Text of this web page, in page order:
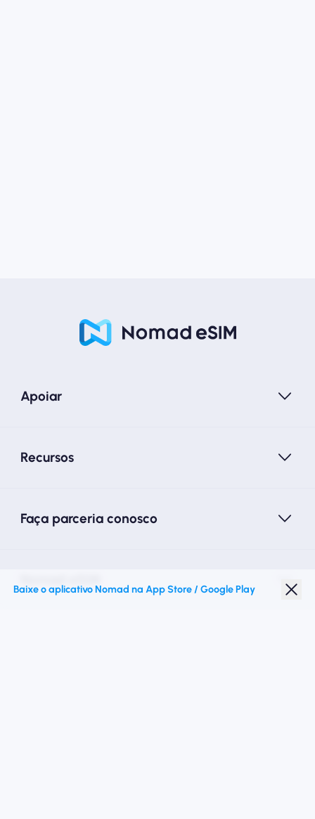
Apoiar
Recursos
Faça parceria conosco
Baixe o aplicativo Nomad na App Store / Google Play